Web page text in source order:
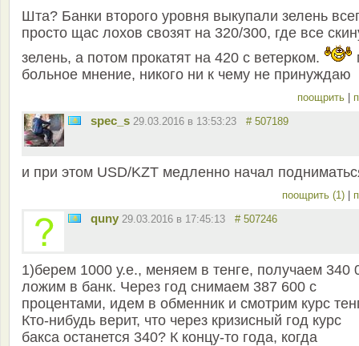
Шта? Банки второго уровня выкупали зелень
просто щас лохов свозят на 320/300, где все
зелень, а потом прокатят на 420 с ветерком.
больное мнение, никого ни к чему не принуждаю
поощрить
spec_s 29.03.2016 в 13:53:23 # 507189
и при этом USD/KZT медленно начал
поощрить (1)
quny 29.03.2016 в 17:45:13 # 507246
1)берем 1000 у.е., меняем в тенге, получаем 340
ложим в банк. Через год снимаем 387 600 с
процентами, идем в обменник и смотрим курс
Кто-нибудь верит, что через кризисный год курс
бакса останется 340? К концу-то года, когда